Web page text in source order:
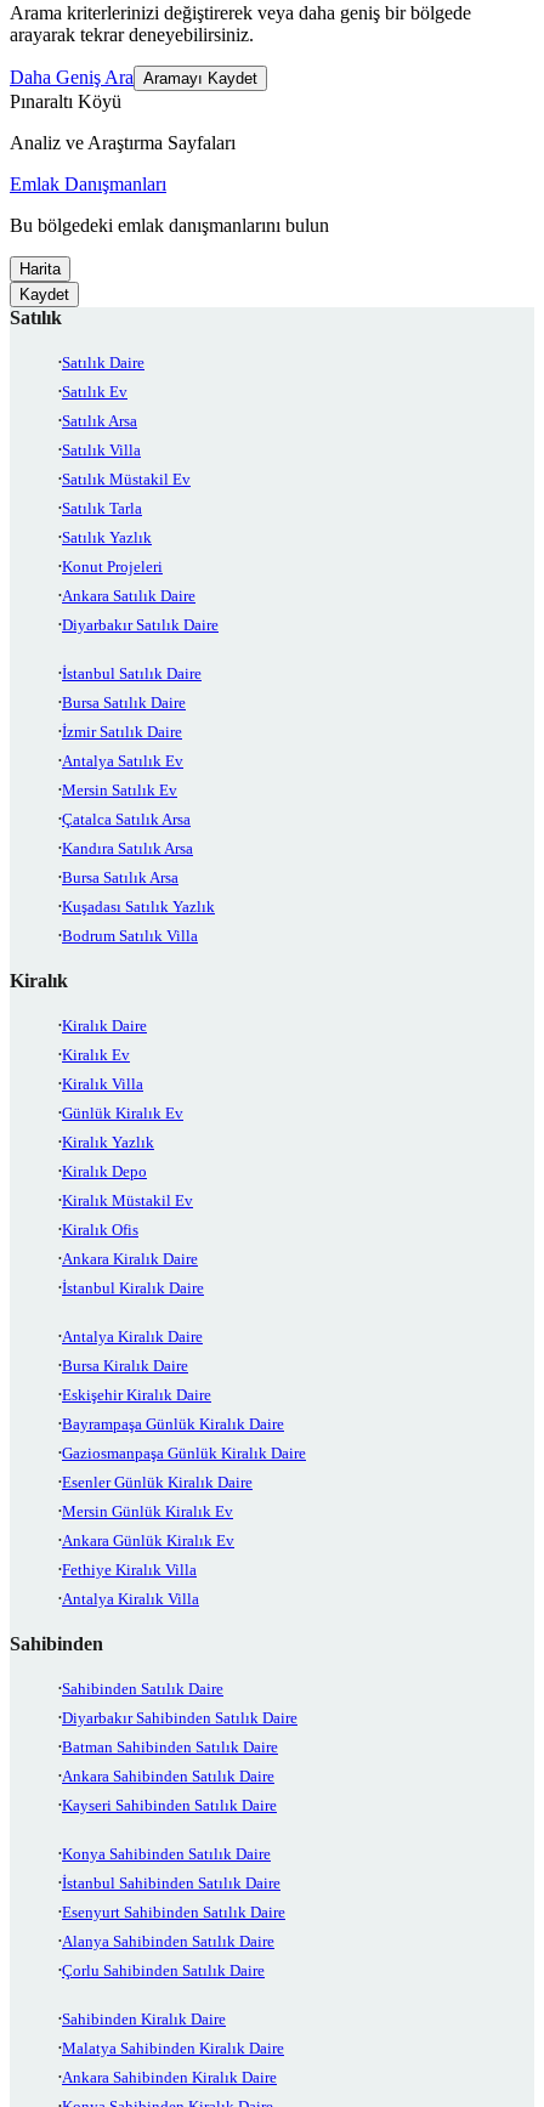
Arama kriterlerinizi değiştirerek veya daha geniş bir bölgede
arayarak tekrar deneyebilirsiniz.
Daha Geniş Ara Aramayı Kaydet
Pınaraltı Köyü
Analiz ve Araştırma Sayfaları
Emlak Danışmanları
Bu bölgedeki emlak danışmanlarını bulun
Harita
Kaydet
Satılık
Satılık Daire
Satılık Ev
Satılık Arsa
Satılık Villa
Satılık Müstakil Ev
Satılık Tarla
Satılık Yazlık
Konut Projeleri
Ankara Satılık Daire
Diyarbakır Satılık Daire
İstanbul Satılık Daire
Bursa Satılık Daire
İzmir Satılık Daire
Antalya Satılık Ev
Mersin Satılık Ev
Çatalca Satılık Arsa
Kandıra Satılık Arsa
Bursa Satılık Arsa
Kuşadası Satılık Yazlık
Bodrum Satılık Villa
Kiralık
Kiralık Daire
Kiralık Ev
Kiralık Villa
Günlük Kiralık Ev
Kiralık Yazlık
Kiralık Depo
Kiralık Müstakil Ev
Kiralık Ofis
Ankara Kiralık Daire
İstanbul Kiralık Daire
Antalya Kiralık Daire
Bursa Kiralık Daire
Eskişehir Kiralık Daire
Bayrampaşa Günlük Kiralık Daire
Gaziosmanpaşa Günlük Kiralık Daire
Esenler Günlük Kiralık Daire
Mersin Günlük Kiralık Ev
Ankara Günlük Kiralık Ev
Fethiye Kiralık Villa
Antalya Kiralık Villa
Sahibinden
Sahibinden Satılık Daire
Diyarbakır Sahibinden Satılık Daire
Batman Sahibinden Satılık Daire
Ankara Sahibinden Satılık Daire
Kayseri Sahibinden Satılık Daire
Konya Sahibinden Satılık Daire
İstanbul Sahibinden Satılık Daire
Esenyurt Sahibinden Satılık Daire
Alanya Sahibinden Satılık Daire
Çorlu Sahibinden Satılık Daire
Sahibinden Kiralık Daire
Malatya Sahibinden Kiralık Daire
Ankara Sahibinden Kiralık Daire